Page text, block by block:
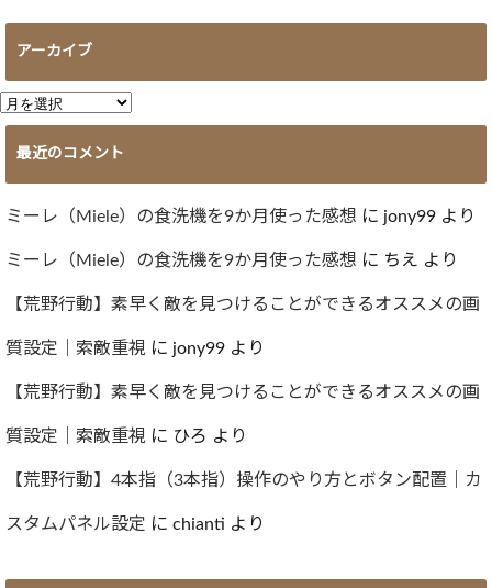
アーカイブ
ア
ー
イ
ブ
最近のコメント
ミーレ（Miele）の食洗機を9か月使った感想 に jony99 より
ミーレ（Miele）の食洗機を9か月使った感想 に ちえ より
【荒野行動】素早く敵を見つけることができるオススメの画
質設定｜索敵重視 に jony99 より
【荒野行動】素早く敵を見つけることができるオススメの画
質設定｜索敵重視 に ひろ より
【荒野行動】4本指（3本指）操作のやり方とボタン配置｜カ
スタムパネル設定 に chianti より